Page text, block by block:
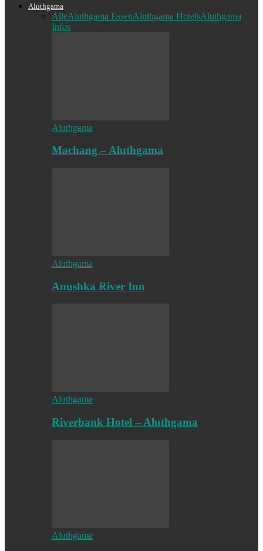
Aluthgama
AlleAluthgama EssenAluthgama HotelsAluthgama
Infos
Aluthgama
Machang – Aluthgama
Aluthgama
Anushka River Inn
Aluthgama
Riverbank Hotel – Aluthgama
Aluthgama